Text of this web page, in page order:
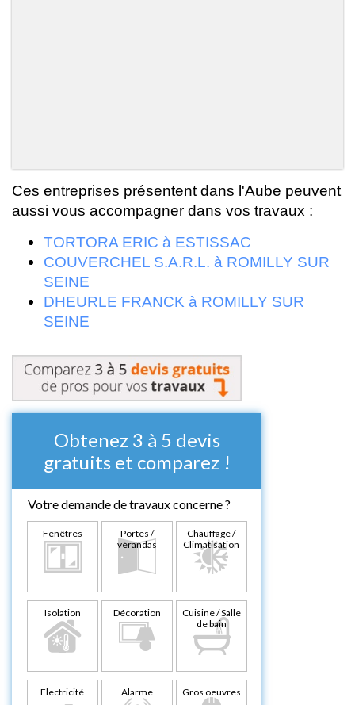
Ces entreprises présentent dans l'Aube peuvent
aussi vous accompagner dans vos travaux :
TORTORA ERIC à ESTISSAC
COUVERCHEL S.A.R.L. à ROMILLY SUR
SEINE
DHEURLE FRANCK à ROMILLY SUR
SEINE
Obtenez 3 à 5 devis
gratuits et comparez !
Votre demande de travaux concerne ?
Fenêtres
Portes /
vérandas
Chauffage /
Climatisation
Isolation Décoration
Cuisine / Salle
de bain
Electricité Alarme Gros oeuvres